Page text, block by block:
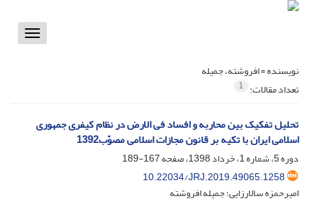
Toggle
نویسنده =افروشته، جمیله
تعداد مقالات: 1
تحلیل تفکیک بین محاربه و افساد فی الارض در نظام کیفری جمهوری
اسلامی ایران با تکیه بر قانون مجازات اسلامی مصوّب1392
دوره 5، شماره 1، خرداد 1398، صفحه
167-189
10.22034/JRJ.2019.49065.1258
امیرحمزه سالارزایی؛ جمیله افروشته